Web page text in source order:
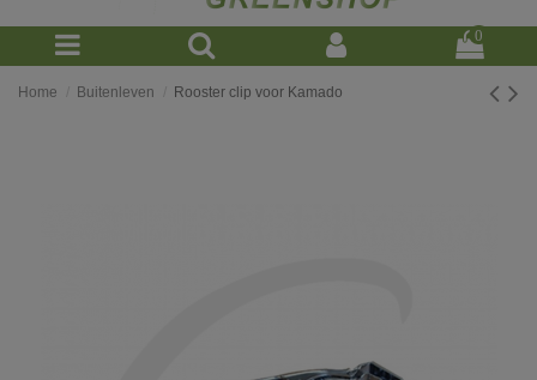
0
Home Buitenleven Rooster clip voor Kamado